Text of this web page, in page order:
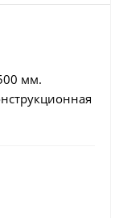
мм.
из